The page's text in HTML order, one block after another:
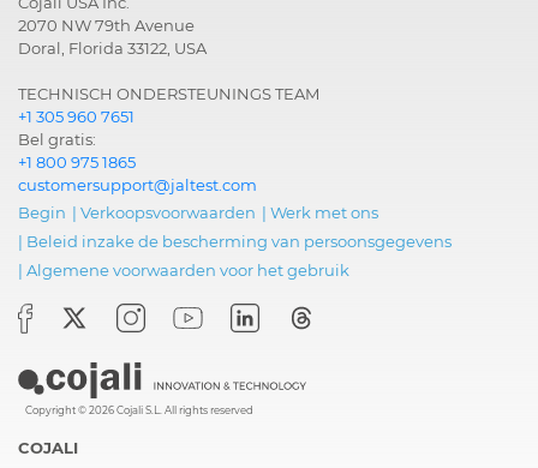
2070 NW 79th Avenue
Doral, Florida 33122, USA
TECHNISCH ONDERSTEUNINGS TEAM
+1 305 960 7651
Bel gratis:
+1 800 975 1865
customersupport@jaltest.com
Begin | Verkoopsvoorwaarden | Werk met ons
| Beleid inzake de bescherming van persoonsgegevens
| Algemene voorwaarden voor het gebruik
Copyright © 2026 Cojali S.L. All rights reserved
COJALI